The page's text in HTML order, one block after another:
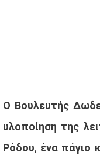
Ο Βουλευτής
υλοποίηση της
Ρόδου, ένα πάγιο